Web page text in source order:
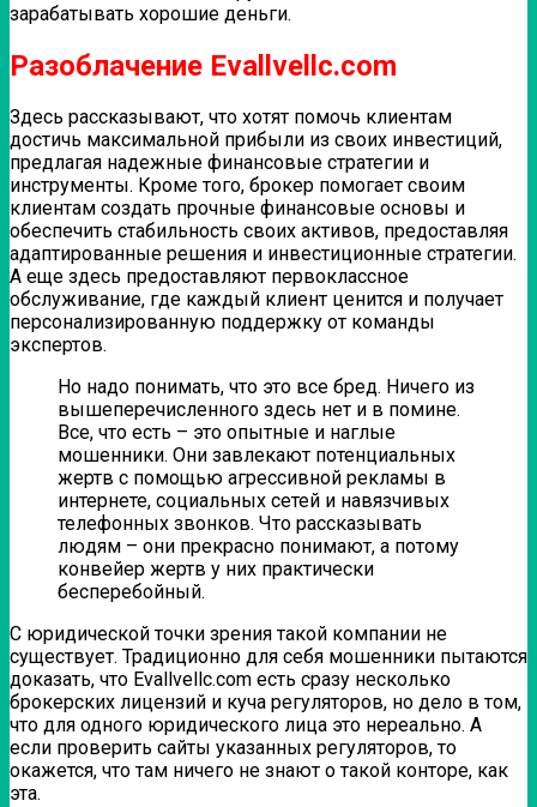
зарабатывать хорошие деньги.
Разоблачение Evallvellc.com
Здесь рассказывают, что хотят помочь клиентам
достичь максимальной прибыли из своих инвестиций,
предлагая надежные финансовые стратегии и
инструменты. Кроме того, брокер помогает своим
клиентам создать прочные финансовые основы и
обеспечить стабильность своих активов, предоставляя
адаптированные решения и инвестиционные стратегии.
А еще здесь предоставляют первоклассное
обслуживание, где каждый клиент ценится и получает
персонализированную поддержку от команды
экспертов.
Но надо понимать, что это все бред. Ничего из
вышеперечисленного здесь нет и в помине.
Все, что есть – это опытные и наглые
мошенники. Они завлекают потенциальных
жертв с помощью агрессивной рекламы в
интернете, социальных сетей и навязчивых
телефонных звонков. Что рассказывать
людям – они прекрасно понимают, а потому
конвейер жертв у них практически
бесперебойный.
С юридической точки зрения такой компании не
существует. Традиционно для себя мошенники пытаются
доказать, что Evallvellc.com есть сразу несколько
брокерских лицензий и куча регуляторов, но дело в том,
что для одного юридического лица это нереально. А
если проверить сайты указанных регуляторов, то
окажется, что там ничего не знают о такой конторе, как
эта.